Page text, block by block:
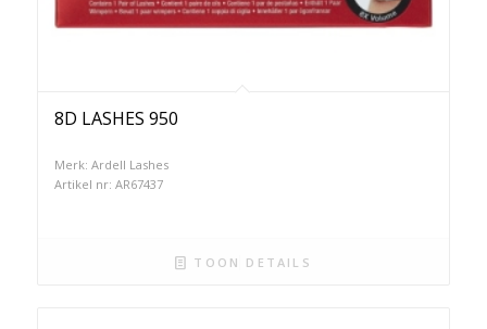
8D LASHES 950
Merk: Ardell Lashes
Artikel nr: AR67437
TOON DETAILS